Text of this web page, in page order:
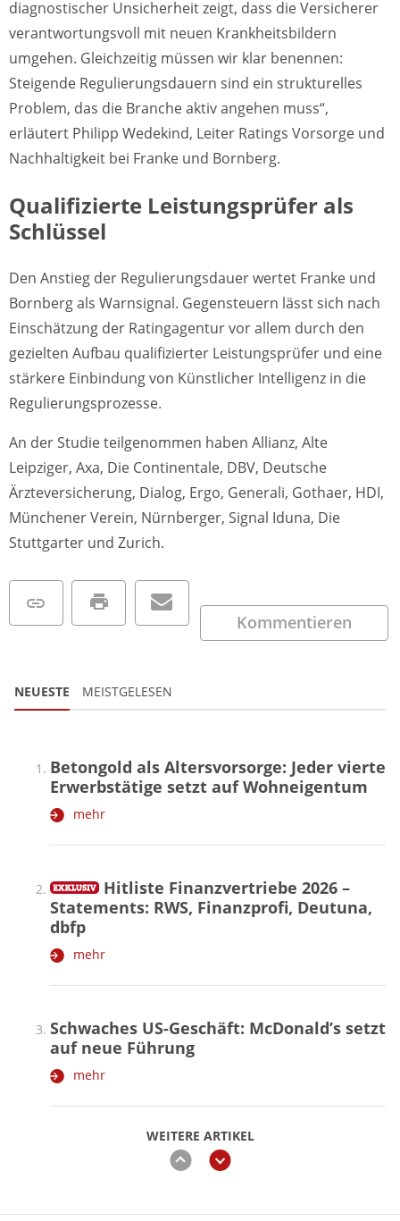
diagnostischer Unsicherheit zeigt, dass die Versicherer
verantwortungsvoll mit neuen Krankheitsbildern
umgehen. Gleichzeitig müssen wir klar benennen:
Steigende Regulierungsdauern sind ein strukturelles
Problem, das die Branche aktiv angehen muss“,
erläutert Philipp Wedekind, Leiter Ratings Vorsorge und
Nachhaltigkeit bei Franke und Bornberg.
Qualifizierte Leistungsprüfer als
Schlüssel
Den Anstieg der Regulierungsdauer wertet Franke und
Bornberg als Warnsignal. Gegensteuern lässt sich nach
Einschätzung der Ratingagentur vor allem durch den
gezielten Aufbau qualifizierter Leistungsprüfer und eine
stärkere Einbindung von Künstlicher Intelligenz in die
Regulierungsprozesse.
An der Studie teilgenommen haben Allianz, Alte
Leipziger, Axa, Die Continentale, DBV, Deutsche
Ärzteversicherung, Dialog, Ergo, Generali, Gothaer, HDI,
Münchener Verein, Nürnberger, Signal Iduna, Die
Stuttgarter und Zurich.
Kommentieren
NEUESTE MEISTGELESEN
WEITERE ARTIKEL
zurückweiter
Betongold als Altersvorsorge: Jeder vierte
Erwerbstätige setzt auf Wohneigentum
mehr
Hitliste Finanzvertriebe 2026 –
Statements: RWS, Finanzprofi, Deutuna,
dbfp
mehr
Schwaches US-Geschäft: McDonald’s setzt
auf neue Führung
mehr